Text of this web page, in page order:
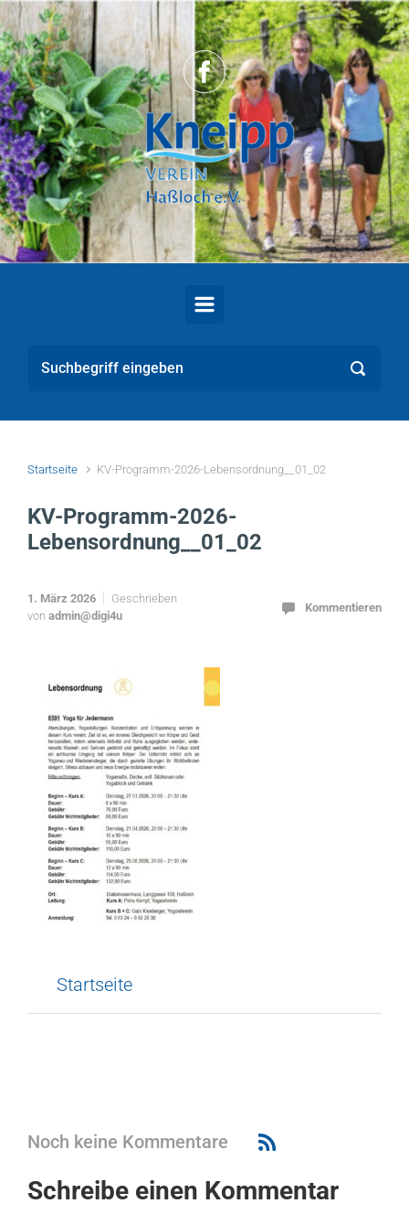
Zum Hauptinhalt springen
Startseite KV-Programm-2026-Lebensordnung__01_02
KV-Programm-2026-
Lebensordnung__01_02
1. März 2026
Geschrieben
von admin@digi4u
Kommentieren
Startseite
Noch keine Kommentare
Schreibe einen Kommentar